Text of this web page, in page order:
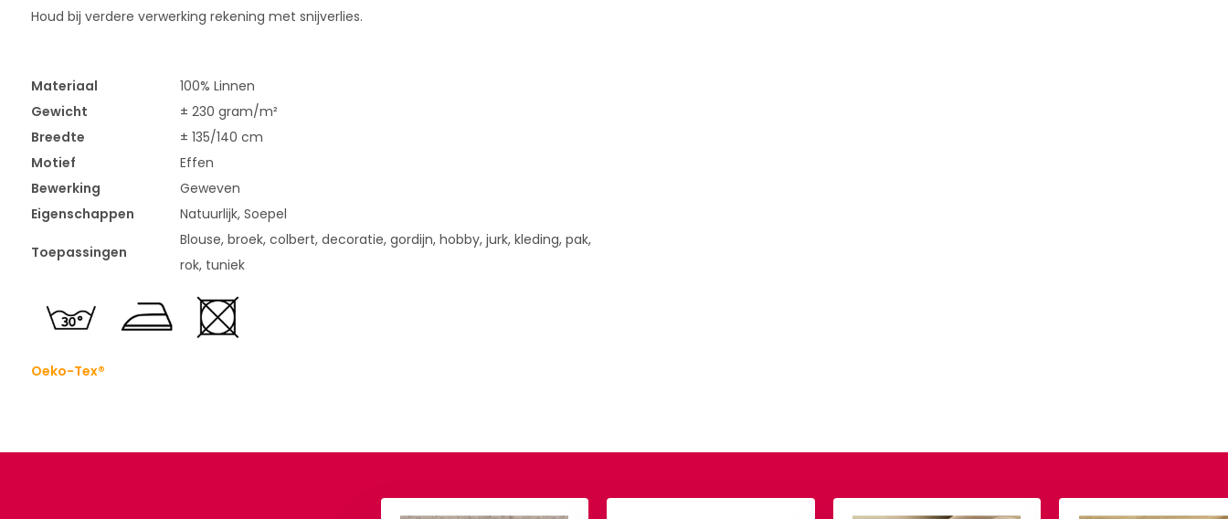
Houd bij verdere verwerking rekening met snijverlies.
Materiaal
100% Linnen
Gewicht
± 230 gram/m²
Breedte
± 135/140 cm
Motief
Effen
Bewerking
Geweven
Eigenschappen
Natuurlijk, Soepel
Toepassingen
Blouse, broek, colbert, decoratie, gordijn, hobby, jurk, kleding, pak,
rok, tuniek
Oeko-Tex®